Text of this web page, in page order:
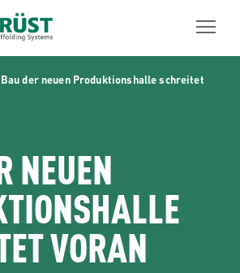
Bau der neuen Produktionshalle schreitet
NEUEN
VORAN